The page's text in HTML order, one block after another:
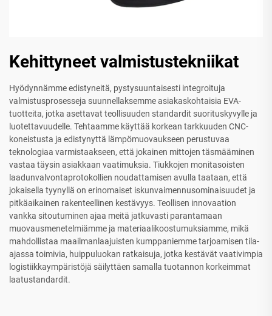
Kehittyneet valmistustekniikat
Hyödynnämme edistyneitä, pystysuuntaisesti integroituja
valmistusprosesseja suunnellaksemme asiakaskohtaisia EVA-
tuotteita, jotka asettavat teollisuuden standardit suorituskyvylle ja
luotettavuudelle. Tehtaamme käyttää korkean tarkkuuden CNC-
koneistusta ja edistynyttä lämpömuovaukseen perustuvaa
teknologiaa varmistaakseen, että jokainen mittojen täsmääminen
vastaa täysin asiakkaan vaatimuksia. Tiukkojen monitasoisten
laadunvalvontaprotokollien noudattamisen avulla taataan, että
jokaisella tyynyllä on erinomaiset iskunvaimennusominaisuudet ja
pitkäaikainen rakenteellinen kestävyys. Teollisen innovaation
vankka sitoutuminen ajaa meitä jatkuvasti parantamaan
muovausmenetelmiämme ja materiaalikoostumuksiamme, mikä
mahdollistaa maailmanlaajuisten kumppaniemme tarjoamisen tila-
ajassa toimivia, huippuluokan ratkaisuja, jotka kestävät vaativimpia
logistiikkaympäristöjä säilyttäen samalla tuotannon korkeimmat
laatustandardit.